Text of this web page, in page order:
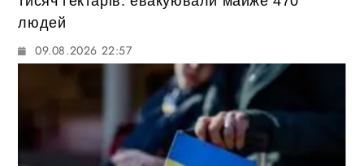
людей
09.08.2026 22:57